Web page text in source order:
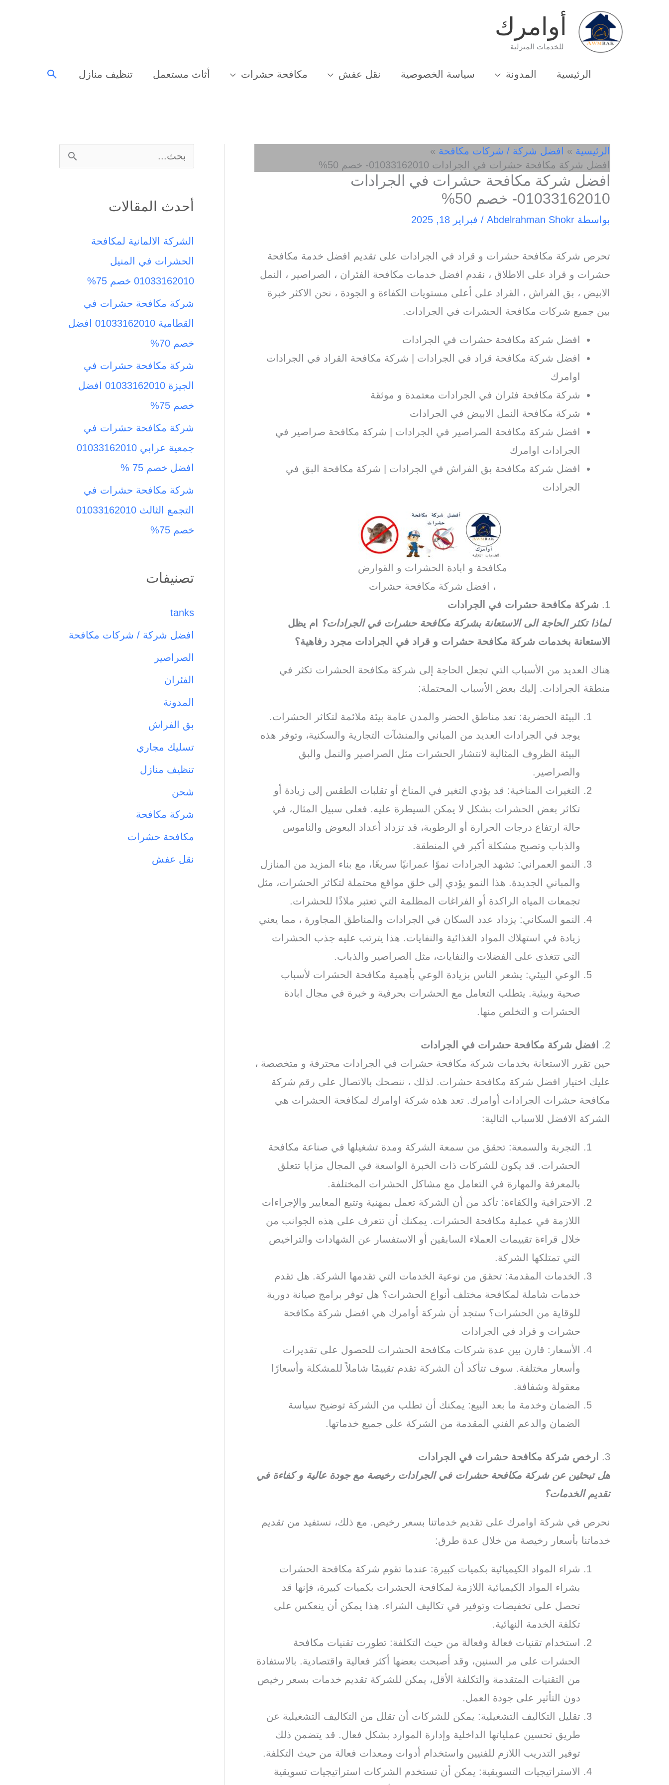
أوامرك
للخدمات المنزلية
الرئيسية المدونة سياسة الخصوصية نقل عفش مكافحة حشرات أثاث مستعمل تنظيف منازل البحث
الرئيسية
افضل شركة / شركات مكافحة
افضل شركة مكافحة حشرات في الجرادات 01033162010- خصم 50%
افضل شركة مكافحة حشرات في الجرادات
01033162010- خصم 50%
بواسطة Abdelrahman Shokr
/ فبراير 18, 2025
تحرص شركة مكافحة حشرات و قراد في الجرادات على تقديم افضل خدمة مكافحة
حشرات و قراد على الاطلاق ، نقدم افضل خدمات مكافحة الفئران ، الصراصير ، النمل
الابيض ، بق الفراش ، القراد على أعلى مستويات الكفاءة و الجودة ، نحن الاكثر خبرة
بين جميع شركات مكافحة الحشرات في الجرادات.
افضل شركة مكافحة حشرات في الجرادات
افضل شركة مكافحة قراد في الجرادات | شركة مكافحة القراد في الجرادات
اوامرك
شركة مكافحة فئران في الجرادات معتمدة و موثقة
شركة مكافحة النمل الابيض في الجرادات
افضل شركة مكافحة الصراصير في الجرادات | شركة مكافحة صراصير في
الجرادات اوامرك
افضل شركة مكافحة بق الفراش في الجرادات | شركة مكافحة البق في
الجرادات
مكافحة و ابادة الحشرات و القوارض
، افضل شركة مكافحة حشرات
1.
شركة مكافحة حشرات في الجرادات
لماذا تكثر الحاجة الى الاستعانة بشركة مكافحة حشرات في الجرادات؟
ام يظل
الاستعانة بخدمات شركة مكافحة حشرات و قراد في الجرادات مجرد رفاهية؟
هناك العديد من الأسباب التي تجعل الحاجة إلى شركة مكافحة الحشرات تكثر في
منطقة الجرادات. إليك بعض الأسباب المحتملة:
البيئة الحضرية: تعد مناطق الحضر والمدن عامة بيئة ملائمة لتكاثر الحشرات.
يوجد في الجرادات العديد من المباني والمنشآت التجارية والسكنية، وتوفر هذه
البيئة الظروف المثالية لانتشار الحشرات مثل الصراصير والنمل والبق
والصراصير.
التغيرات المناخية: قد يؤدي التغير في المناخ أو تقلبات الطقس إلى زيادة أو
تكاثر بعض الحشرات بشكل لا يمكن السيطرة عليه. فعلى سبيل المثال، في
حالة ارتفاع درجات الحرارة أو الرطوبة، قد تزداد أعداد البعوض والناموس
والذباب وتصبح مشكلة أكبر في المنطقة.
النمو العمراني: تشهد الجرادات نموًا عمرانيًا سريعًا، مع بناء المزيد من المنازل
والمباني الجديدة. هذا النمو يؤدي إلى خلق مواقع محتملة لتكاثر الحشرات، مثل
تجمعات المياه الراكدة أو الفراغات المظلمة التي تعتبر ملاذًا للحشرات.
النمو السكاني: يزداد عدد السكان في الجرادات والمناطق المجاورة ، مما يعني
زيادة في استهلاك المواد الغذائية والنفايات. هذا يترتب عليه جذب الحشرات
التي تتغذى على الفضلات والنفايات، مثل الصراصير والذباب.
الوعي البيئي: يشعر الناس بزيادة الوعي بأهمية مكافحة الحشرات لأسباب
صحية وبيئية. يتطلب التعامل مع الحشرات بحرفية و خبرة في مجال ابادة
الحشرات و التخلص منها.
2.
افضل شركة مكافحة حشرات في الجرادات
حين تقرر الاستعانة بخدمات شركة مكافحة حشرات في الجرادات محترفة و متخصصة ،
عليك اختيار افضل شركة مكافحة حشرات. لذلك ، ننصحك بالاتصال على رقم شركة
مكافحة حشرات الجرادات أوامرك. تعد هذه شركة اوامرك لمكافحة الحشرات هي
الشركة الافضل للاسباب التالية:
التجربة والسمعة: تحقق من سمعة الشركة ومدة تشغيلها في صناعة مكافحة
الحشرات. قد يكون للشركات ذات الخبرة الواسعة في المجال مزايا تتعلق
بالمعرفة والمهارة في التعامل مع مشاكل الحشرات المختلفة.
الاحترافية والكفاءة: تأكد من أن الشركة تعمل بمهنية وتتبع المعايير والإجراءات
اللازمة في عملية مكافحة الحشرات. يمكنك أن تتعرف على هذه الجوانب من
خلال قراءة تقييمات العملاء السابقين أو الاستفسار عن الشهادات والتراخيص
التي تمتلكها الشركة.
الخدمات المقدمة: تحقق من نوعية الخدمات التي تقدمها الشركة. هل تقدم
خدمات شاملة لمكافحة مختلف أنواع الحشرات؟ هل توفر برامج صيانة دورية
للوقاية من الحشرات؟ ستجد أن شركة أوامرك هي افضل شركة مكافحة
حشرات و قراد في الجرادات
الأسعار: قارن بين عدة شركات مكافحة الحشرات للحصول على تقديرات
وأسعار مختلفة. سوف تتأكد أن الشركة تقدم تقييمًا شاملاً للمشكلة وأسعارًا
معقولة وشفافة.
الضمان وخدمة ما بعد البيع: يمكنك أن تطلب من الشركة توضيح سياسة
الضمان والدعم الفني المقدمة من الشركة على جميع خدماتها.
3.
ارخص شركة مكافحة حشرات في الجرادات
هل تبحثين عن شركة مكافحة حشرات في الجرادات رخيصة مع جودة عالية و كفاءة في
تقديم الخدمات؟
نحرص في شركة اوامرك على تقديم خدماتنا بسعر رخيص. مع ذلك، نستفيد من تقديم
خدماتنا بأسعار رخيصة من خلال عدة طرق:
شراء المواد الكيميائية بكميات كبيرة: عندما تقوم شركة مكافحة الحشرات
بشراء المواد الكيميائية اللازمة لمكافحة الحشرات بكميات كبيرة، فإنها قد
تحصل على تخفيضات وتوفير في تكاليف الشراء. هذا يمكن أن ينعكس على
تكلفة الخدمة النهائية.
استخدام تقنيات فعالة وفعالة من حيث التكلفة: تطورت تقنيات مكافحة
الحشرات على مر السنين، وقد أصبحت بعضها أكثر فعالية واقتصادية. بالاستفادة
من التقنيات المتقدمة والتكلفة الأقل، يمكن للشركة تقديم خدمات بسعر رخيص
دون التأثير على جودة العمل.
تقليل التكاليف التشغيلية: يمكن للشركات أن تقلل من التكاليف التشغيلية عن
طريق تحسين عملياتها الداخلية وإدارة الموارد بشكل فعال. قد يتضمن ذلك
توفير التدريب اللازم للفنيين واستخدام أدوات ومعدات فعالة من حيث التكلفة.
الاستراتيجيات التسويقية: يمكن أن تستخدم الشركات استراتيجيات تسويقية
ب
ث
ع
ن
أحدث المقالات
الشركة الالمانية لمكافحة
الحشرات في المنيل
01033162010 خصم 75%
شركة مكافحة حشرات في
القطامية 01033162010 افضل
خصم 70%
شركة مكافحة حشرات في
الجيزة 01033162010 افضل
خصم 75%
شركة مكافحة حشرات في
جمعية عرابي 01033162010
افضل خصم 75 %
شركة مكافحة حشرات في
التجمع الثالث 01033162010
خصم 75%
تصنيفات
tanks
افضل شركة / شركات مكافحة
الصراصير
الفئران
المدونة
بق الفراش
تسليك مجاري
تنظيف منازل
شحن
شركة مكافحة
مكافحة حشرات
نقل عفش